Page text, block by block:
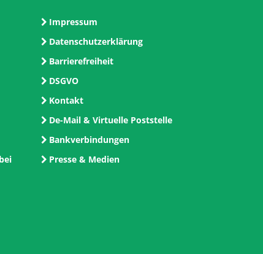
Impressum
Datenschutzerklärung
Barrierefreiheit
DSGVO
Kontakt
De-Mail & Virtuelle Poststelle
Bankverbindungen
Presse & Medien